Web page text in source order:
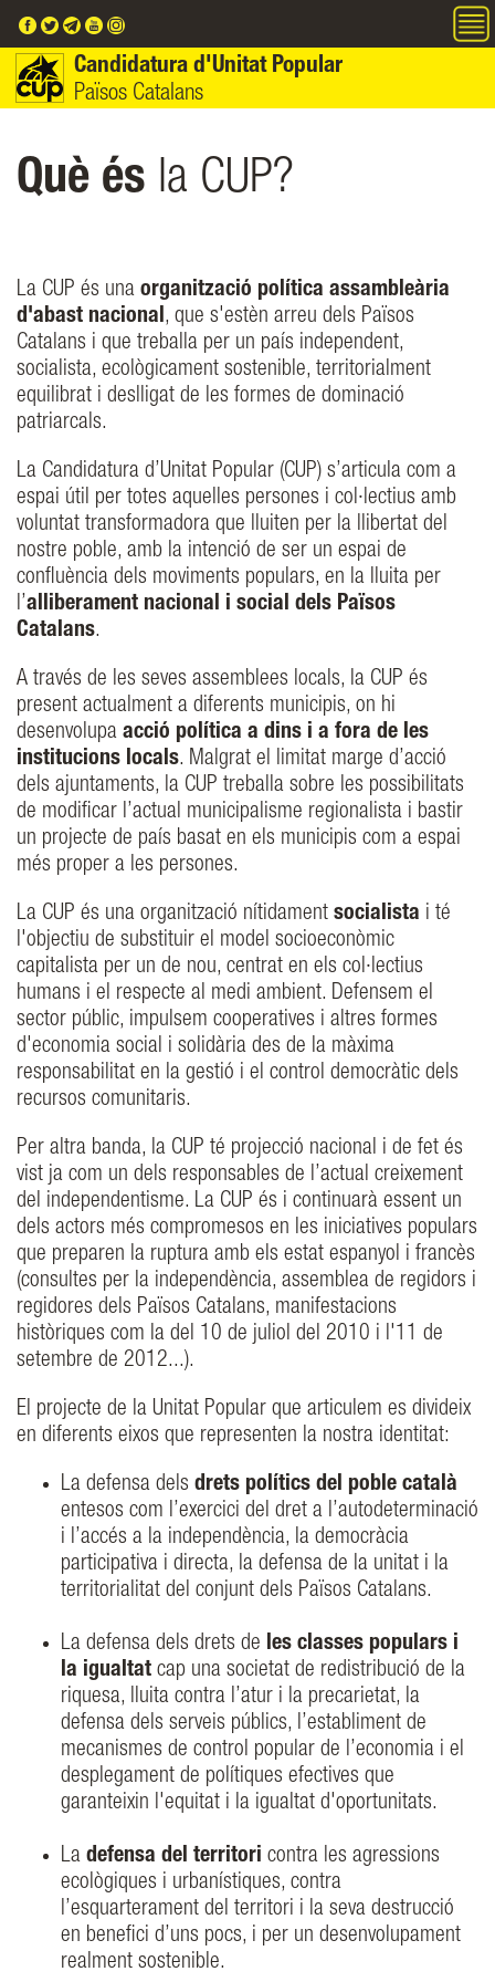
Candidatura d'Unitat Popular
Països Catalans
Què és la CUP?
La CUP és una organització política assambleària
d'abast nacional, que s'estèn arreu dels Països
Catalans i que treballa per un país independent,
socialista, ecològicament sostenible, territorialment
equilibrat i deslligat de les formes de dominació
patriarcals.
La Candidatura d’Unitat Popular (CUP) s’articula com a
espai útil per totes aquelles persones i col·lectius amb
voluntat transformadora que lluiten per la llibertat del
nostre poble, amb la intenció de ser un espai de
confluència dels moviments populars, en la lluita per
l’alliberament nacional i social dels Països
Catalans.
A través de les seves assemblees locals, la CUP és
present actualment a diferents municipis, on hi
desenvolupa acció política a dins i a fora de les
institucions locals. Malgrat el limitat marge d’acció
dels ajuntaments, la CUP treballa sobre les possibilitats
de modificar l’actual municipalisme regionalista i bastir
un projecte de país basat en els municipis com a espai
més proper a les persones.
La CUP és una organització nítidament socialista i té
l'objectiu de substituir el model socioeconòmic
capitalista per un de nou, centrat en els col·lectius
humans i el respecte al medi ambient. Defensem el
sector públic, impulsem cooperatives i altres formes
d'economia social i solidària des de la màxima
responsabilitat en la gestió i el control democràtic dels
recursos comunitaris.
Per altra banda, la CUP té projecció nacional i de fet és
vist ja com un dels responsables de l’actual creixement
del independentisme. La CUP és i continuarà essent un
dels actors més compromesos en les iniciatives populars
que preparen la ruptura amb els estat espanyol i francès
(consultes per la independència, assemblea de regidors i
regidores dels Països Catalans, manifestacions
històriques com la del 10 de juliol del 2010 i l'11 de
setembre de 2012...).
El projecte de la Unitat Popular que articulem es divideix
en diferents eixos que representen la nostra identitat:
La defensa dels drets polítics del poble català
entesos com l’exercici del dret a l’autodeterminació
i l’accés a la independència, la democràcia
participativa i directa, la defensa de la unitat i la
territorialitat del conjunt dels Països Catalans.
La defensa dels drets de les classes populars i
la igualtat cap una societat de redistribució de la
riquesa, lluita contra l’atur i la precarietat, la
defensa dels serveis públics, l’establiment de
mecanismes de control popular de l’economia i el
desplegament de polítiques efectives que
garanteixin l'equitat i la igualtat d'oportunitats.
La defensa del territori contra les agressions
ecològiques i urbanístiques, contra
l’esquarterament del territori i la seva destrucció
en benefici d’uns pocs, i per un desenvolupament
realment sostenible.